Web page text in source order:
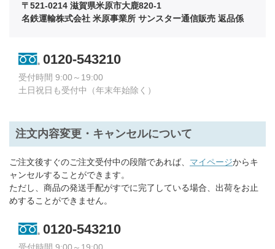
〒521-0214 滋賀県米原市大鹿820-1
名鉄運輸株式会社 米原事業所 サンスター通信販売 返品係
0120-543210
受付時間 9:00～19:00
土日祝日も受付中（年末年始除く）
注文内容変更・キャンセルについて
ご注文後すぐのご注文受付中の段階であれば、 マイページからキ
ャンセルすることができます。
ただし、商品の発送手配がすでに完了している場合、出荷をお止
めすることができません。
0120-543210